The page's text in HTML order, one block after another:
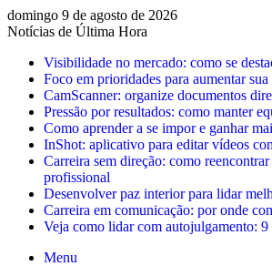
domingo 9 de agosto de 2026
Notícias de Última Hora
Visibilidade no mercado: como se
Foco em prioridades para aumentar
CamScanner: organize documentos
Pressão por resultados: como manter
Como aprender a se impor e ganhar
InShot: aplicativo para editar vídeos
Carreira sem direção: como
profissional
Desenvolver paz interior para lidar
Carreira em comunicação: por onde
Veja como lidar com autojulgamento: 9
Menu